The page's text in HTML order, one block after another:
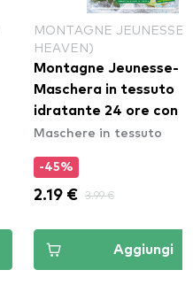
MONTAGNE JEUNESSE
HEAVEN)
Montagne Jeunesse-
Maschera in tessuto
idratante 24 ore con
avocado- 24H
Maschere in tessuto
-45%
2.19 € 3.99 €
Aggiungi